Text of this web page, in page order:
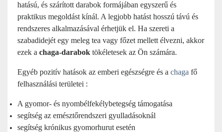
hatású, és szárított darabok formájában egyszerű és
praktikus megoldást kínál. A legjobb hatást hosszú távú és
rendszeres alkalmazásával érhetjük el. Ha szereti a
szabadidejét egy meleg tea vagy főzet mellett élvezni, akkor
ezek a chaga-darabok tökéletesek az Ön számára.
Egyéb pozitív hatások az emberi egészségre és a chaga fő
felhasználási területei :
A gyomor- és nyombélfekélybetegség támogatása
segítség az emésztőrendszeri gyulladásoknál
segítség krónikus gyomorhurut esetén